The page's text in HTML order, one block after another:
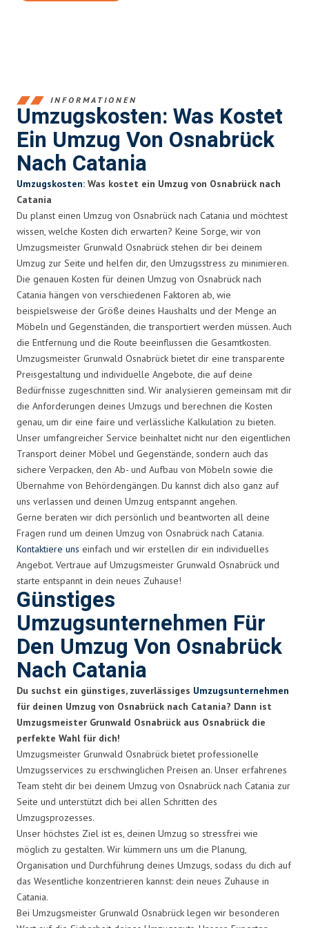
INFORMATIONEN
Umzugskosten: Was Kostet
Ein Umzug Von Osnabrück
Nach Catania
Umzugskosten: Was kostet ein Umzug von Osnabrück nach
Catania
Du planst einen Umzug von Osnabrück nach Catania und möchtest
wissen, welche Kosten dich erwarten? Keine Sorge, wir von
Umzugsmeister Grunwald Osnabrück stehen dir bei deinem
Umzug zur Seite und helfen dir, den Umzugsstress zu minimieren.
Die genauen Kosten für deinen Umzug von Osnabrück nach
Catania hängen von verschiedenen Faktoren ab, wie
beispielsweise der Größe deines Haushalts und der Menge an
Möbeln und Gegenständen, die transportiert werden müssen. Auch
die Entfernung und die Route beeinflussen die Gesamtkosten.
Umzugsmeister Grunwald Osnabrück bietet dir eine transparente
Preisgestaltung und individuelle Angebote, die auf deine
Bedürfnisse zugeschnitten sind. Wir analysieren gemeinsam mit dir
die Anforderungen deines Umzugs und berechnen die Kosten
genau, um dir eine faire und verlässliche Kalkulation zu bieten.
Unser umfangreicher Service beinhaltet nicht nur den eigentlichen
Transport deiner Möbel und Gegenstände, sondern auch das
sichere Verpacken, den Ab- und Aufbau von Möbeln sowie die
Übernahme von Behördengängen. Du kannst dich also ganz auf
uns verlassen und deinen Umzug entspannt angehen.
Gerne beraten wir dich persönlich und beantworten all deine
Fragen rund um deinen Umzug von Osnabrück nach Catania.
Kontaktiere uns einfach und wir erstellen dir ein individuelles
Angebot. Vertraue auf Umzugsmeister Grunwald Osnabrück und
starte entspannt in dein neues Zuhause!
Günstiges
Umzugsunternehmen Für
Den Umzug Von Osnabrück
Nach Catania
Du suchst ein günstiges, zuverlässiges Umzugsunternehmen
für deinen Umzug von Osnabrück nach Catania? Dann ist
Umzugsmeister Grunwald Osnabrück aus Osnabrück die
perfekte Wahl für dich!
Umzugsmeister Grunwald Osnabrück bietet professionelle
Umzugsservices zu erschwinglichen Preisen an. Unser erfahrenes
Team steht dir bei deinem Umzug von Osnabrück nach Catania zur
Seite und unterstützt dich bei allen Schritten des
Umzugsprozesses.
Unser höchstes Ziel ist es, deinen Umzug so stressfrei wie
möglich zu gestalten. Wir kümmern uns um die Planung,
Organisation und Durchführung deines Umzugs, sodass du dich auf
das Wesentliche konzentrieren kannst: dein neues Zuhause in
Catania.
Bei Umzugsmeister Grunwald Osnabrück legen wir besonderen